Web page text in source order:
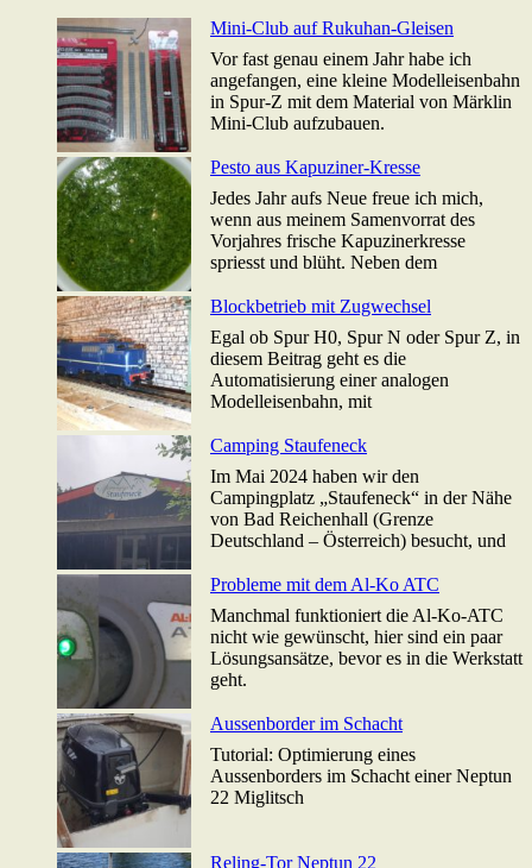
Mini-Club auf Rukuhan-Gleisen
Vor fast genau einem Jahr habe ich
angefangen, eine kleine Modelleisenbahn
in Spur-Z mit dem Material von Märklin
Mini-Club aufzubauen.
Pesto aus Kapuziner-Kresse
Jedes Jahr aufs Neue freue ich mich,
wenn aus meinem Samenvorrat des
Vorjahres frische Kapuzinerkresse
spriesst und blüht. Neben dem
Blockbetrieb mit Zugwechsel
Egal ob Spur H0, Spur N oder Spur Z, in
diesem Beitrag geht es die
Automatisierung einer analogen
Modelleisenbahn, mit
Camping Staufeneck
Im Mai 2024 haben wir den
Campingplatz „Staufeneck“ in der Nähe
von Bad Reichenhall (Grenze
Deutschland – Österreich) besucht, und
Probleme mit dem Al-Ko ATC
Manchmal funktioniert die Al-Ko-ATC
nicht wie gewünscht, hier sind ein paar
Lösungsansätze, bevor es in die Werkstatt
geht.
Aussenborder im Schacht
Tutorial: Optimierung eines
Aussenborders im Schacht einer Neptun
22 Miglitsch
Reling-Tor Neptun 22